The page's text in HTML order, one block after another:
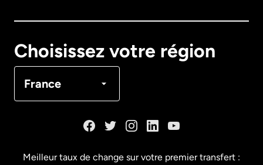
Choisissez votre région
France
Français
Meilleur taux de change sur votre premier transfert :